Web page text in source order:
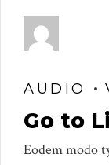
AUDIO
Go to
Eodem modo